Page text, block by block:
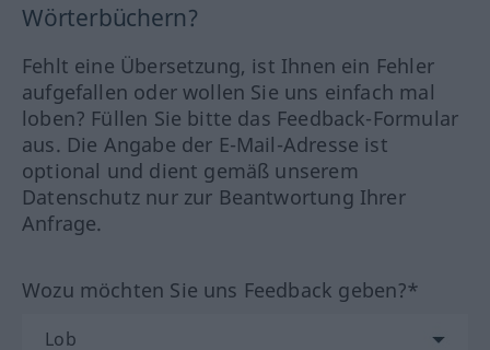
Wörterbüchern?
Fehlt eine Übersetzung, ist Ihnen ein Fehler
aufgefallen oder wollen Sie uns einfach mal
loben? Füllen Sie bitte das Feedback-Formular
aus. Die Angabe der E-Mail-Adresse ist
optional und dient gemäß unserem
Datenschutz nur zur Beantwortung Ihrer
Anfrage.
Wozu möchten Sie uns Feedback geben?*